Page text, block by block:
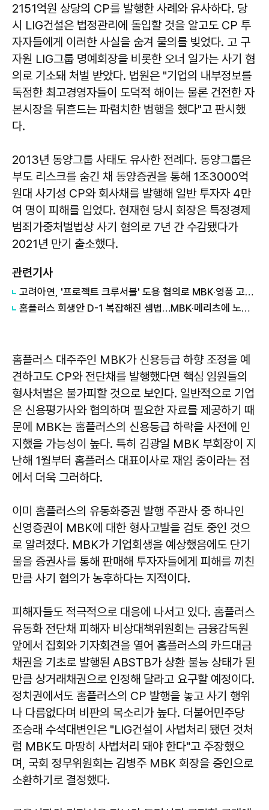
2151억원 상당의 CP를 발행한 사례와 유사하다. 당
시 LIG건설은 법정관리에 돌입할 것을 알고도 CP 투
자자들에게 이러한 사실을 숨겨 물의를 빚었다. 고 구
자원 LIG그룹 명예회장을 비롯한 오너 일가는 사기 혐
의로 기소돼 처벌 받았다. 법원은 "기업의 내부정보를
독점한 최고경영자들이 도덕적 해이는 물론 건전한 자
본시장을 뒤흔드는 파렴치한 범행을 했다"고 판시했
다.
2013년 동양그룹 사태도 유사한 전례다. 동양그룹은
부도 리스크를 숨긴 채 동양증권을 통해 1조3000억
원대 사기성 CP와 회사채를 발행해 일반 투자자 4만
여 명이 피해를 입었다. 현재현 당시 회장은 특정경제
범죄가중처벌법상 사기 혐의로 7년 간 수감됐다가
2021년 만기 출소했다.
관련기사
고려아연, '프로젝트 크루서블' 도용 혐의로 MBK·영풍 고발…법적 공방 격화
홈플러스 회생안 D-1 복잡해진 셈법…MBK·메리츠에 노조·정치권도 가세
홈플러스 대주주인 MBK가 신용등급 하향 조정을 예
견하고도 CP와 전단채를 발행했다면 핵심 임원들의
형사처벌은 불가피할 것으로 보인다. 일반적으로 기업
은 신용평가사와 협의하며 필요한 자료를 제공하기 때
문에 MBK는 홈플러스의 신용등급 하락을 사전에 인
지했을 가능성이 높다. 특히 김광일 MBK 부회장이 지
난해 1월부터 홈플러스 대표이사로 재임 중이라는 점
에서 더욱 그러하다.
이미 홈플러스의 유동화증권 발행 주관사 중 하나인
신영증권이 MBK에 대한 형사고발을 검토 중인 것으
로 알려졌다. MBK가 기업회생을 예상했음에도 단기
물을 증권사를 통해 판매해 투자자들에게 피해를 끼친
만큼 사기 혐의가 농후하다는 지적이다.
피해자들도 적극적으로 대응에 나서고 있다. 홈플러스
유동화 전단채 피해자 비상대책위원회는 금융감독원
앞에서 집회와 기자회견을 열어 홈플러스의 카드대금
채권을 기초로 발행된 ABSTB가 상환 불능 상태가 된
만큼 상거래채권으로 인정해 달라고 요구할 예정이다.
정치권에서도 홈플러스의 CP 발행을 놓고 사기 행위
나 다름없다며 비판의 목소리가 높다. 더불어민주당
조승래 수석대변인은 "LIG건설이 사법처리 됐던 것처
럼 MBK도 마땅히 사법처리 돼야 한다"고 주장했으
며, 국회 정무위원회는 김병주 MBK 회장을 증인으로
소환하기로 결정했다.